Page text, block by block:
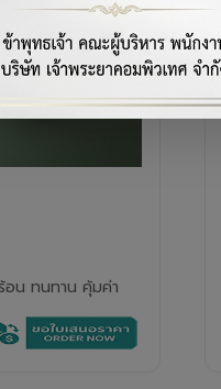
ท็อป ความเร็วสูง